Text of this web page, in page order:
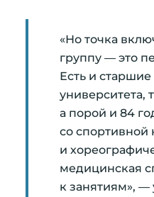
«Но точка
группу — это
Есть и
университета,
а порой и 84
со спортивной
и
медицинская
к занятиям»,